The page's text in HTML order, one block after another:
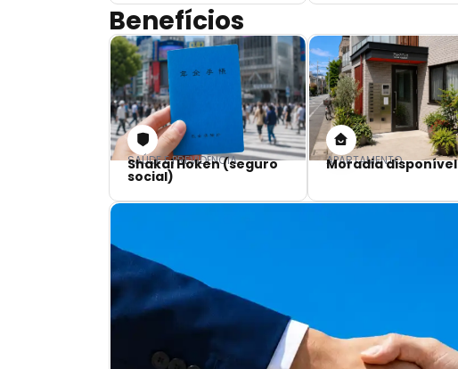
Benefícios
SAÚDE E PREVIDÊNCIA
Shakai Hoken (seguro
social)
APARTAMENTO
Moradia disponível